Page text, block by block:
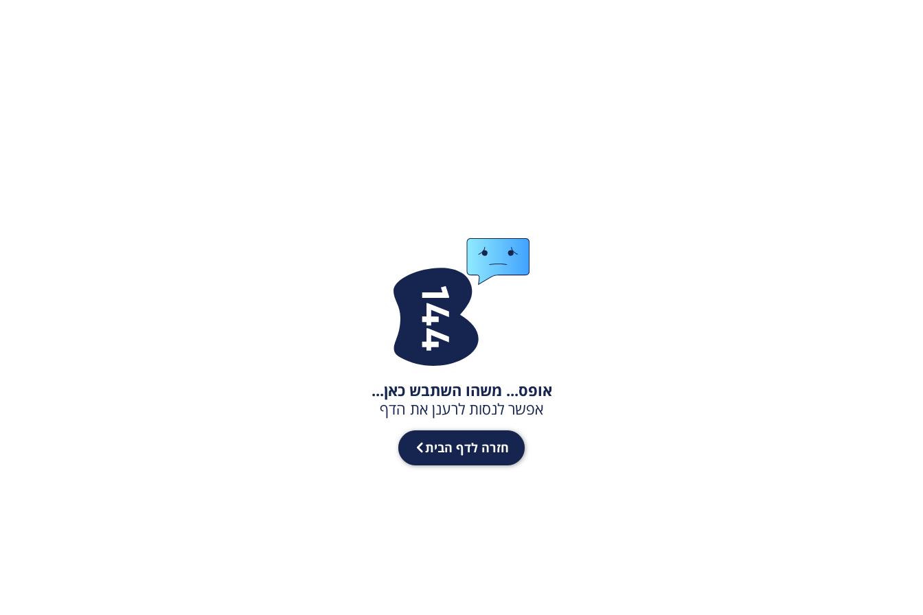
אופס... משהו השתבש כאן...
אפשר לנסות לרענן את הדף
חזרה לדף הבית